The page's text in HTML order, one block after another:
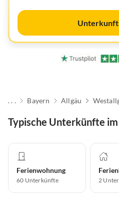
Unterkunft
. . . Bayern Allgäu
Typische Unterkünfte
Ferienwohnung
60 Unterkünfte 2